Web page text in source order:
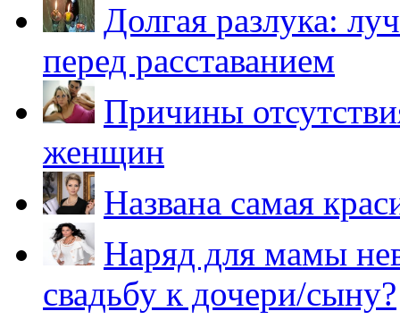
Долгая разлука:
перед расставанием
Причины
женщин
Названа самая
Наряд для мамы
свадьбу к дочери/сыну?